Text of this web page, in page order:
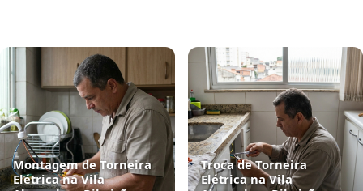
Montagem de Torneira
Elétrica na Vila
Troca de Torneira
Elétrica na Vila